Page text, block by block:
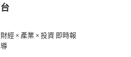
台
財經 × 產業 × 投資 即時報
導